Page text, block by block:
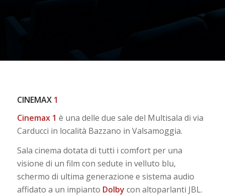
CINEMAX 1
Cinemax 1 è una delle due sale del Multisala di via
Carducci in località Bazzano in Valsamoggia.
Sala cinema dotata di tutti i comfort per una
visione di un film con sedute in velluto blu,
schermo di ultima generazione e sistema audio
affidato a un impianto Dolby con altoparlanti JBL.